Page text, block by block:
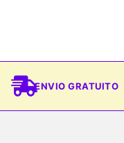
ENVIO GRATUITO